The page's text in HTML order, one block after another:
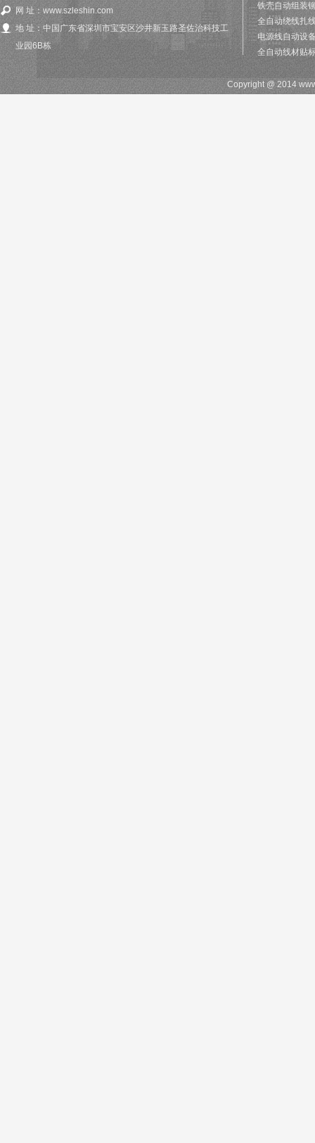
网 址：www.szleshin.com
地 址：中国广东省深圳市宝安区沙井新玉路圣佐治科技工
业园6B栋
铁壳自动组装
全自动绕线扎
电源线自动设
全自动线材贴
Copyright @ 2014